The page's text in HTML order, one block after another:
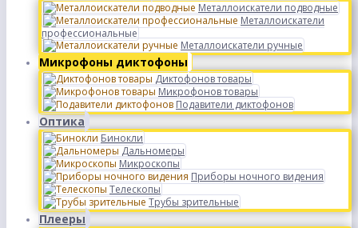
Металлоискатели подводные
Металлоискатели
профессиональные
Металлоискатели ручные
Микрофоны диктофоны
Диктофонов товары
Микрофонов товары
Подавители диктофонов
Оптика
Бинокли
Дальномеры
Микроскопы
Приборы ночного видения
Телескопы
Трубы зрительные
Плееры